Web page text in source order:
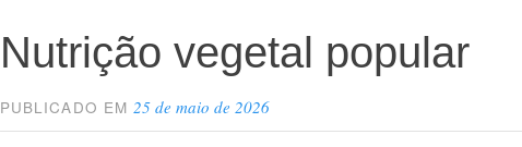
Nutrição vegetal popular
PUBLICADO EM25 de maio de 2026